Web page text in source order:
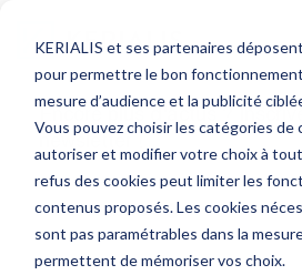
KERIALIS et ses partenaires
pour permettre le bon
mesure d’audience et la publicité
Vous pouvez choisir les catégories de
autoriser et modifier votre choix à
refus des cookies peut limiter les
contenus proposés. Les cookies
sont pas paramétrables dans la
permettent de mémoriser vos choix.
Encore plus d'actus ?
newsletter !
Je m'inscris